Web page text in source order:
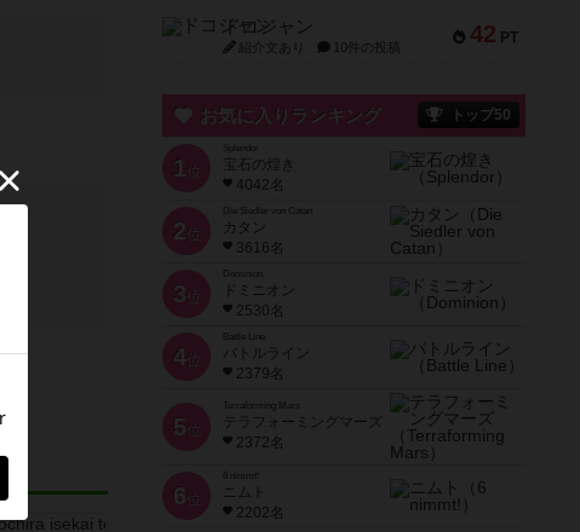
42 PT
ドコジャン
紹介文あり 10件の投稿
お気に入りランキング トップ50
1 位
宝石の煌き
4042名
2 位
Die Siedler von Catan
カタン
3616名
3 位
ドミニオン
2530名
4位
Battle Line
バトルライン
2379名
5 位
Terraforming Mars
テラフォーミングマーズ
2372名
6 位
ニムト
2202名